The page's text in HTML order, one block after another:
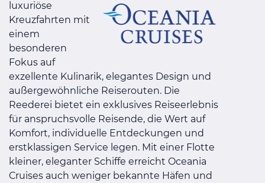
luxuriöse
Kreuzfahrten mit
einem
besonderen
Fokus auf
exzellente Kulinarik, elegantes Design und
außergewöhnliche Reiserouten. Die
Reederei bietet ein exklusives Reiseerlebnis
für anspruchsvolle Reisende, die Wert auf
Komfort, individuelle Entdeckungen und
erstklassigen Service legen. Mit einer Flotte
kleiner, eleganter Schiffe erreicht Oceania
Cruises auch weniger bekannte Häfen und